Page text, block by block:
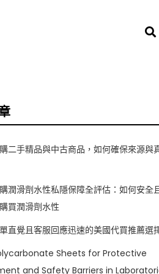
二手精品與中古商品，如何確保來源與
潤滑劑水性私隱保障全評估：如何安全
買潤滑劑水性
直覺且客服回應迅速的美國代買推薦選
Sheets for Protective
and Safety Barriers in